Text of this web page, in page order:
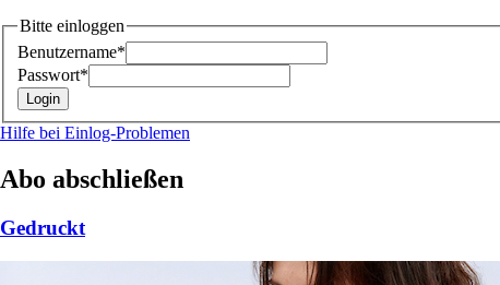
Bitte einloggen
Benutzername*
Passwort*
Hilfe bei Einlog-Problemen
Abo abschließen
Gedruckt